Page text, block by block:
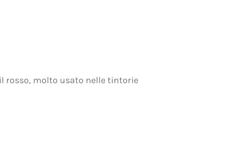
rosso, molto usato nelle tintorie